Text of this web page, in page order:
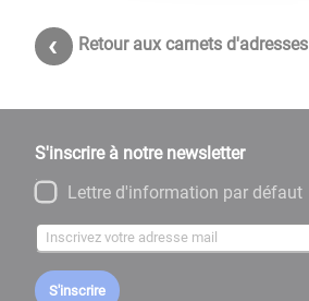
Retour aux carnets d'adresses
S'inscrire à notre newsletter
Lettre d'information par défaut
S'inscrire